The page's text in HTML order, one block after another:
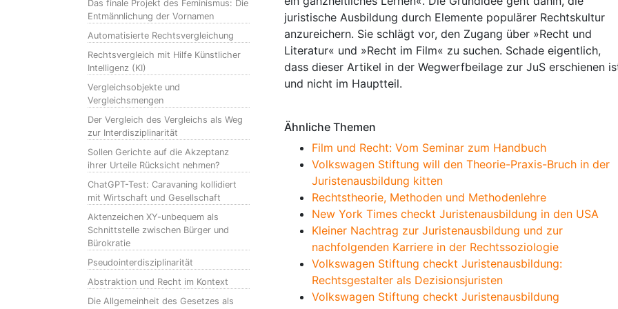
Das finale Projekt des Feminismus: Die
Entmännlichung der Vornamen
Automatisierte Rechtsvergleichung
Rechtsvergleich mit Hilfe Künstlicher
Intelligenz (KI)
Vergleichsobjekte und
Vergleichsmengen
Der Vergleich des Vergleichs als Weg
zur Interdisziplinarität
Sollen Gerichte auf die Akzeptanz
ihrer Urteile Rücksicht nehmen?
ChatGPT-Test: Caravaning kollidiert
mit Wirtschaft und Gesellschaft
Aktenzeichen XY-unbequem als
Schnittstelle zwischen Bürger und
Bürokratie
Pseudointerdisziplinarität
Abstraktion und Recht im Kontext
Die Allgemeinheit des Gesetzes als
juristische Ausbildung durch Elemente populärer Rechtskultur
anzureichern. Sie schlägt vor, den Zugang über »Recht und
Literatur« und »Recht im Film« zu suchen. Schade eigentlich,
dass dieser Artikel in der Wegwerfbeilage zur JuS erschienen
und nicht im Hauptteil.
Ähnliche Themen
Film und Recht: Vom Seminar zum Handbuch
Volkswagen Stiftung will den Theorie-Praxis-Bruch in der
Juristenausbildung kitten
Rechtstheorie, Methoden und Methodenlehre
New York Times checkt Juristenausbildung in den USA
Kleiner Nachtrag zur Juristenausbildung und zur
nachfolgenden Karriere in der Rechtssoziologie
Volkswagen Stiftung checkt Juristenausbildung:
Rechtsgestalter als Dezisionsjuristen
Volkswagen Stiftung checkt Juristenausbildung